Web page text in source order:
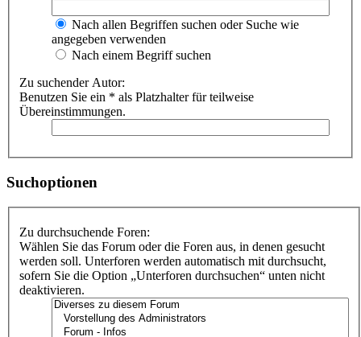
Nach allen Begriffen suchen oder Suche wie
angegeben verwenden
Nach einem Begriff suchen
Zu suchender Autor:
Benutzen Sie ein * als Platzhalter für teilweise
Übereinstimmungen.
Suchoptionen
Zu durchsuchende Foren:
Wählen Sie das Forum oder die Foren aus, in denen gesucht
werden soll. Unterforen werden automatisch mit durchsucht,
sofern Sie die Option „Unterforen durchsuchen“ unten nicht
deaktivieren.